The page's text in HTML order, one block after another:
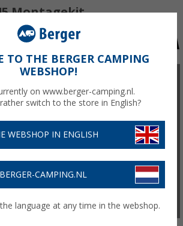
Montagekit
TO THE BERGER CAMPING
WEBSHOP!
on www.berger-camping.nl.
switch to the store in English?
WEBSHOP IN ENGLISH
CAMPING.NL
language at any time in the webshop.